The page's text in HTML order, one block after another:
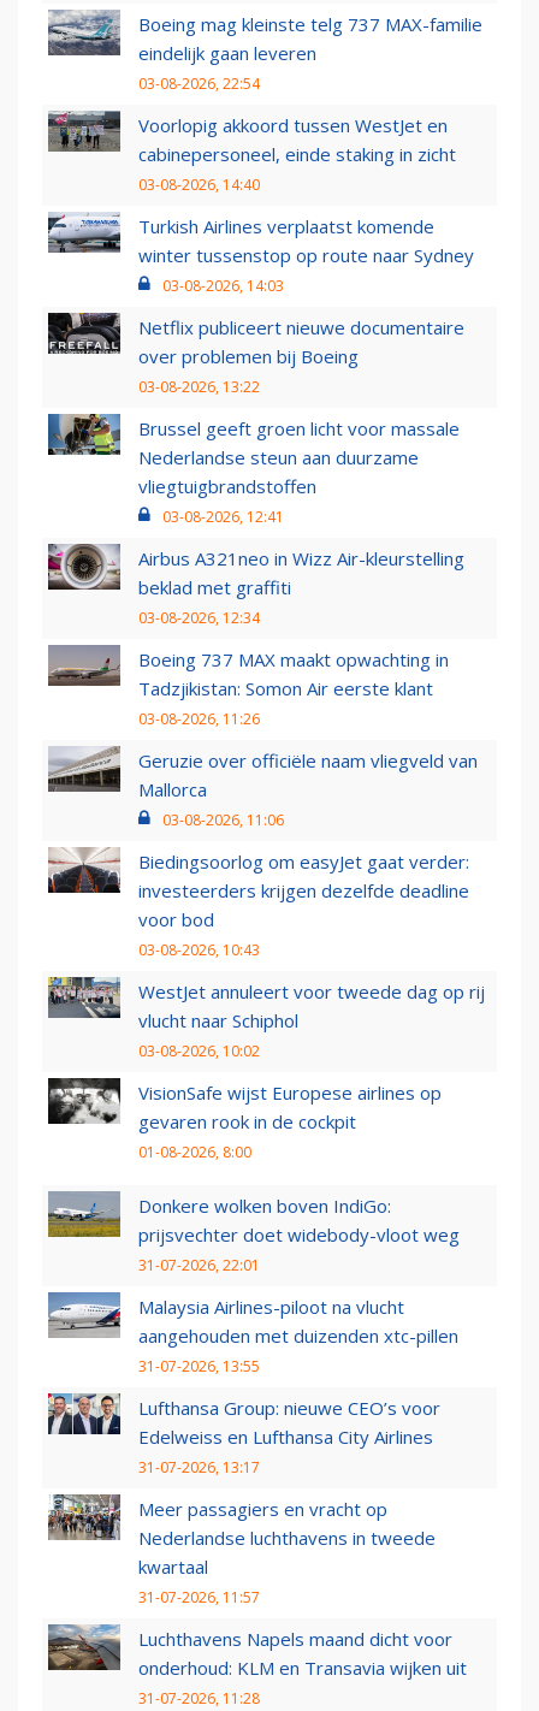
Boeing mag kleinste telg 737 MAX-familie
eindelijk gaan leveren
03-08-2026, 22:54
Voorlopig akkoord tussen WestJet en
cabinepersoneel, einde staking in zicht
03-08-2026, 14:40
Turkish Airlines verplaatst komende
winter tussenstop op route naar Sydney
03-08-2026, 14:03
Netflix publiceert nieuwe documentaire
over problemen bij Boeing
03-08-2026, 13:22
Brussel geeft groen licht voor massale
Nederlandse steun aan duurzame
vliegtuigbrandstoffen
03-08-2026, 12:41
Airbus A321neo in Wizz Air-kleurstelling
beklad met graffiti
03-08-2026, 12:34
Boeing 737 MAX maakt opwachting in
Tadzjikistan: Somon Air eerste klant
03-08-2026, 11:26
Geruzie over officiële naam vliegveld van
Mallorca
03-08-2026, 11:06
Biedingsoorlog om easyJet gaat verder:
investeerders krijgen dezelfde deadline
voor bod
03-08-2026, 10:43
WestJet annuleert voor tweede dag op rij
vlucht naar Schiphol
03-08-2026, 10:02
VisionSafe wijst Europese airlines op
gevaren rook in de cockpit
01-08-2026, 8:00
Donkere wolken boven IndiGo:
prijsvechter doet widebody-vloot weg
31-07-2026, 22:01
Malaysia Airlines-piloot na vlucht
aangehouden met duizenden xtc-pillen
31-07-2026, 13:55
Lufthansa Group: nieuwe CEO’s voor
Edelweiss en Lufthansa City Airlines
31-07-2026, 13:17
Meer passagiers en vracht op
Nederlandse luchthavens in tweede
kwartaal
31-07-2026, 11:57
Luchthavens Napels maand dicht voor
onderhoud: KLM en Transavia wijken uit
31-07-2026, 11:28